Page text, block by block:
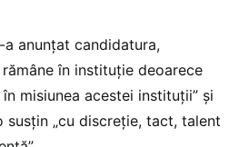
anunțat candidatura,
în instituție deoarece
misiunea acestei instituții” și
„cu discreție, tact, talent